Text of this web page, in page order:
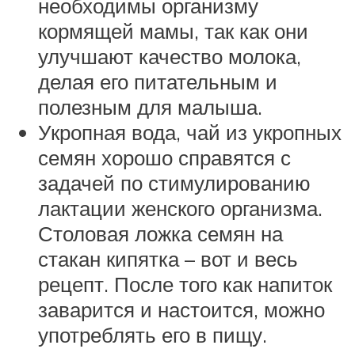
необходимы организму
кормящей мамы, так как они
улучшают качество молока,
делая его питательным и
полезным для малыша.
Укропная вода, чай из укропных
семян хорошо справятся с
задачей по стимулированию
лактации женского организма.
Столовая ложка семян на
стакан кипятка – вот и весь
рецепт. После того как напиток
заварится и настоится, можно
употреблять его в пищу.